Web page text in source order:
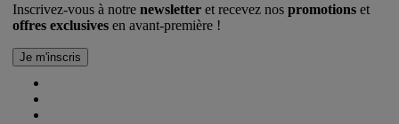
Inscrivez-vous à notre newsletter et recevez nos promotions et
offres exclusives en avant-première !